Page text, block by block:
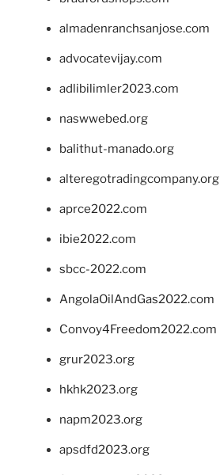
almadenranchsanjose.com
advocatevijay.com
adlibilimler2023.com
naswwebed.org
balithut-manado.org
alteregotradingcompany.org
aprce2022.com
ibie2022.com
sbcc-2022.com
AngolaOilAndGas2022.com
Convoy4Freedom2022.com
grur2023.org
hkhk2023.org
napm2023.org
apsdfd2023.org